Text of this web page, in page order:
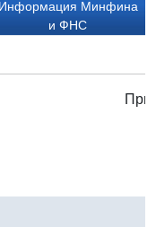
Информация Минфина
и ФНС